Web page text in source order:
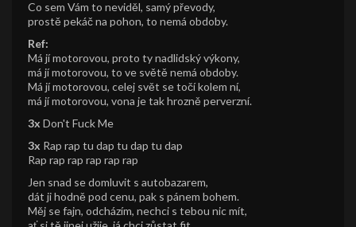
Co sem Vám to neviděl, samý převody,
prostě pekáč na pohon, to nemá obdoby.
Ref:
Má jí motorovou, proto ty nadlidský výkony,
má jí motorovou, to ve světě nemá obdoby.
Má jí motorovou, celej svět se točí kolem ní,
má jí motorovou, vona je tak hrozně perverzní.
3x Don't Fuck Me
3x Rap rap tu dap tu dap tu dap
Rap rap rap rap rap rap
Jen snad se domluvit s autobazarem,
dát ji hodně pod cenu, pak s pánem bohem.
Měj se fajn, odcházím, nechci s tebou nic mít,